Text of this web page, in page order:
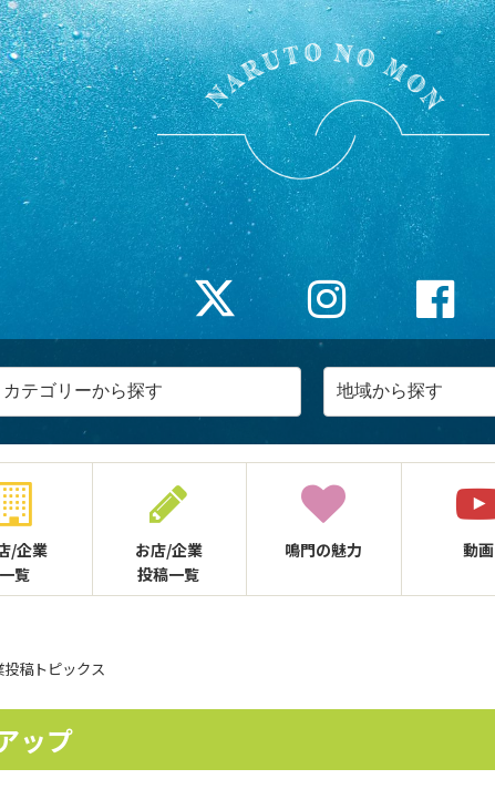
/企業
一覧
お店/企業
投稿一覧
鳴門の魅力 動画
稿トピックス
ップ